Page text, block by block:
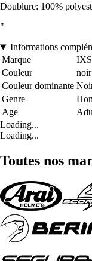
Doublure: 100%
"
Informations
Marque
IXS
Couleur
noir
Couleur dominante
Genre
Age
Loading...
Loading...
Toutes nos